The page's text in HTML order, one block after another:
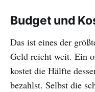
Budget und
Das ist eines der
Geld reicht weit. Ein
kostet die Hälfte
bezahlst. Selbst die